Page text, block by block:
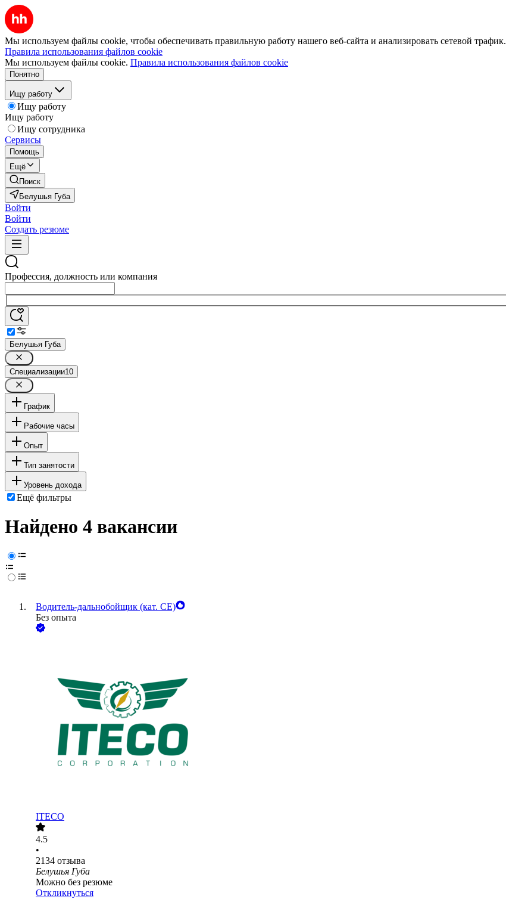
Мы используем файлы cookie, чтобы обеспечивать правильную работу нашего веб-сайта и анализировать сетевой трафик.
Правила использования файлов cookie
Мы используем файлы cookie. Правила использования файлов cookie
Понятно
Ищу работу
Ищу работу
Ищу работу
Ищу сотрудника
Сервисы
Помощь
Ещё
Поиск
Белушья Губа
Войти
Войти
Создать резюме
Профессия, должность или компания
Белушья Губа
Специализации10
График
Рабочие часы
Опыт
Тип занятости
Уровень дохода
Ещё фильтры
Найдено 4 вакансии
Водитель-дальнобойщик (кат. CE)
Без опыта
ITECO
4.5
•
2134 отзыва
Белушья Губа
Можно без резюме
Откликнуться